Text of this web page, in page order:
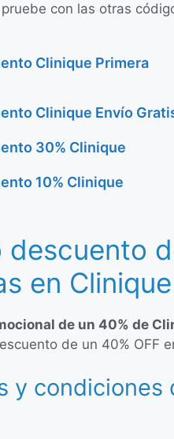
con las otras
Clinique Primera
Clinique Envío
30% Clinique
10% Clinique
descuento
en Clinique
de un 40% de
de un 40% OFF
y